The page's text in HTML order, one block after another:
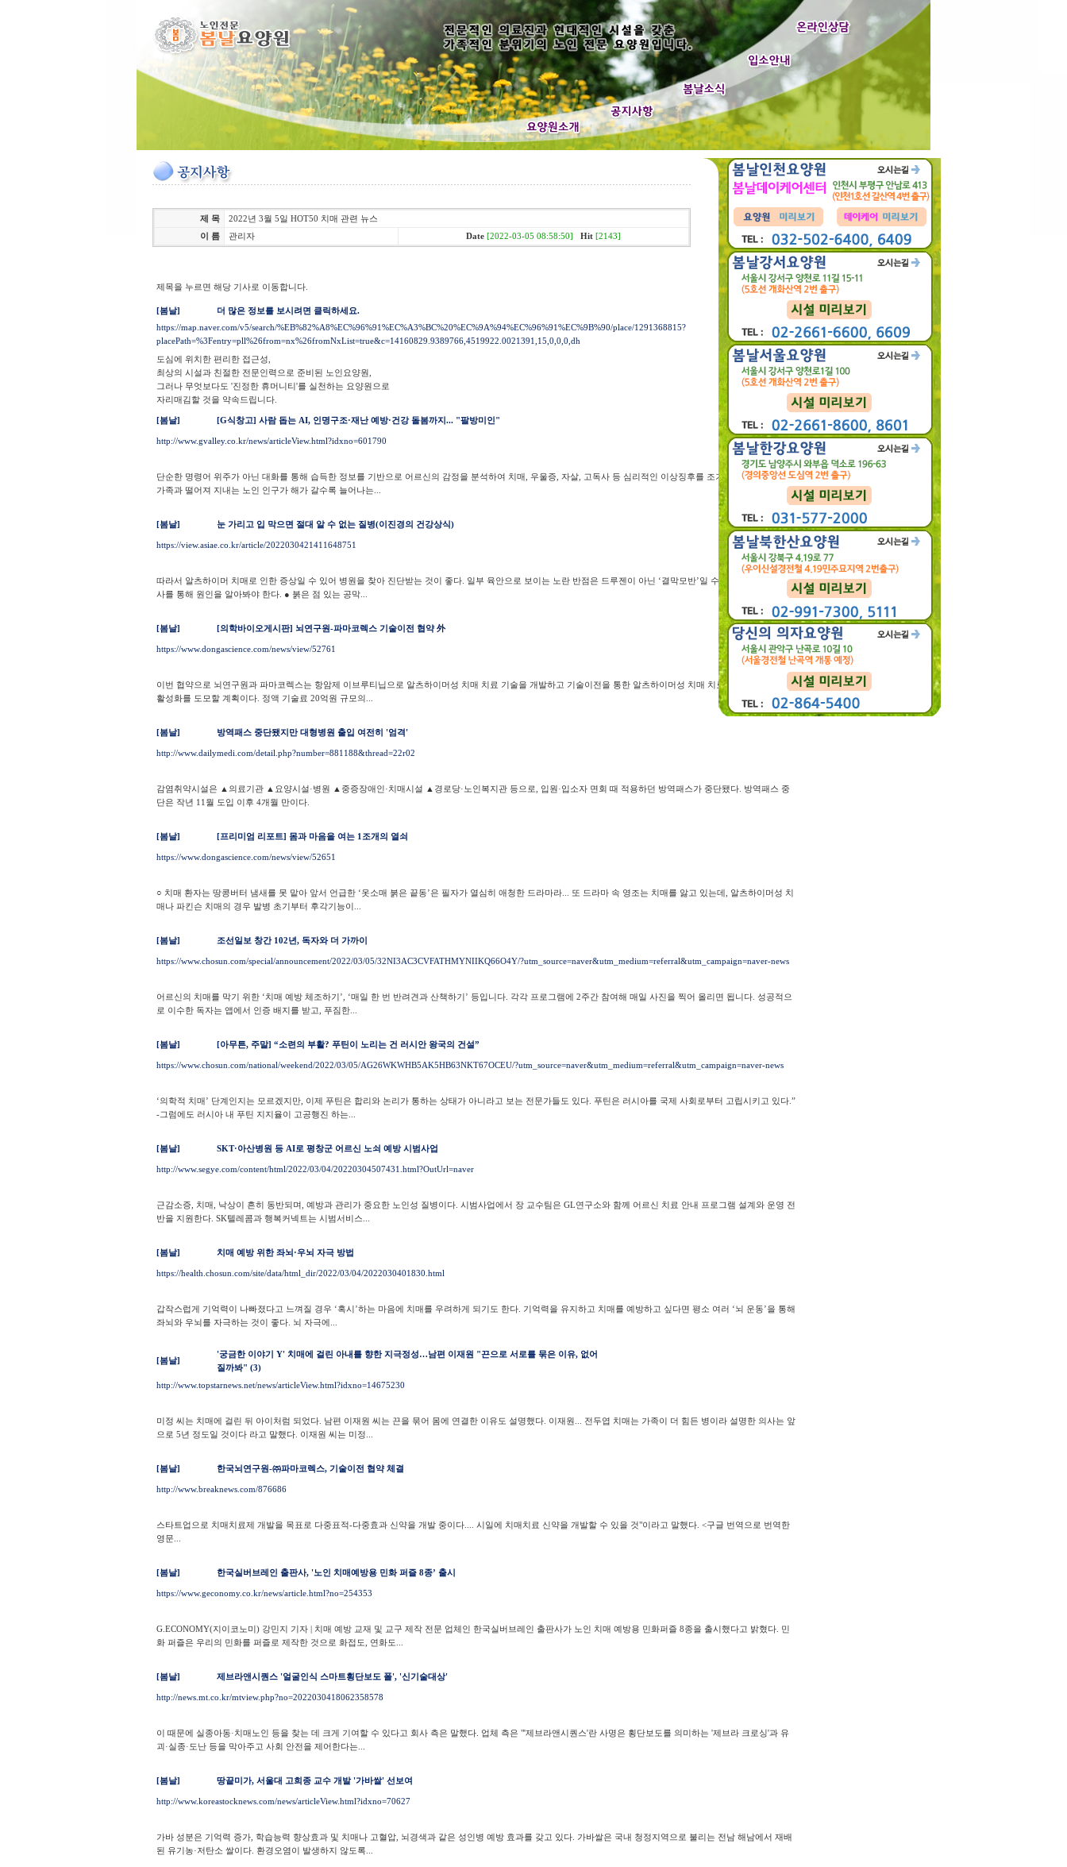
제 목
2022년 3월 5일 HOT50 치매 관련 뉴스
이 름
관리자 Date [2022-03-05 08:58:50] Hit [2143]
제목을 누르면 해당 기사로 이동합니다.
[봄날]
더 많은 정보를 보시려면 클릭하세요.
https://map.naver.com/v5/search/%EB%82%A8%EC%96%91%EC%A3%BC%20%EC%9A%94%EC%96%91%EC%9B%90/place/1291368815?
placePath=%3Fentry=pll%26from=nx%26fromNxList=true&c=14160829.9389766,4519922.0021391,15,0,0,0,dh
도심에 위치한 편리한 접근성,
최상의 시설과 친절한 전문인력으로 준비된 노인요양원,
그러나 무엇보다도 '진정한 휴머니티'를 실천하는 요양원으로
자리매김할 것을 약속드립니다.
[봄날] [G식창고] 사람 돕는 AI, 인명구조·재난 예방·건강 돌봄까지... "팔방미인"
http://www.gvalley.co.kr/news/articleView.html?idxno=601790
단순한 명령어 위주가 아닌 대화를 통해 습득한 정보를 기반으로 어르신의 감정을 분석하여 치매, 우울증, 자살, 고독사 등 심리적인 이상징후를 조기 발견할 수 있다.
가족과 떨어져 지내는 노인 인구가 해가 갈수록 늘어나는...
[봄날] 눈 가리고 입 막으면 절대 알 수 없는 질병(이진경의 건강상식)
https://view.asiae.co.kr/article/2022030421411648751
따라서 알츠하이머 치매로 인한 증상일 수 있어 병원을 찾아 진단받는 것이 좋다. 일부 육안으로 보이는 노란 반점은 드루젠이 아닌 ‘결막모반’일 수 있으므로 정확한 검
사를 통해 원인을 알아봐야 한다. ● 붉은 점 있는 공막...
[봄날] [의학바이오게시판] 뇌연구원-파마코렉스 기술이전 협약 外
https://www.dongascience.com/news/view/52761
이번 협약으로 뇌연구원과 파마코렉스는 항암제 이브루티닙으로 알츠하이머성 치매 치료 기술을 개발하고 기술이전을 통한 알츠하이머성 치매 치료제 개발 중개연구
활성화를 도모할 계획이다. 정액 기술료 20억원 규모의...
[봄날] 방역패스 중단됐지만 대형병원 출입 여전히 '엄격'
http://www.dailymedi.com/detail.php?number=881188&thread=22r02
감염취약시설은 ▲의료기관 ▲요양시설·병원 ▲중증장애인·치매시설 ▲경로당·노인복지관 등으로, 입원·입소자 면회 때 적용하던 방역패스가 중단됐다. 방역패스 중
단은 작년 11월 도입 이후 4개월 만이다.
[봄날] [프리미엄 리포트] 몸과 마음을 여는 1조개의 열쇠
https://www.dongascience.com/news/view/52651
○ 치매 환자는 땅콩버터 냄새를 못 맡아 앞서 언급한 ‘옷소매 붉은 끝동’은 필자가 열심히 애청한 드라마라... 또 드라마 속 영조는 치매를 앓고 있는데, 알츠하이머성 치
매나 파킨슨 치매의 경우 발병 초기부터 후각기능이...
[봄날] 조선일보 창간 102년, 독자와 더 가까이
https://www.chosun.com/special/announcement/2022/03/05/32NI3AC3CVFATHMYNIIKQ66O4Y/?utm_source=naver&utm_medium=referral&utm_campaign=naver-news
어르신의 치매를 막기 위한 ‘치매 예방 체조하기’, ‘매일 한 번 반려견과 산책하기’ 등입니다. 각각 프로그램에 2주간 참여해 매일 사진을 찍어 올리면 됩니다. 성공적으
로 이수한 독자는 앱에서 인증 배지를 받고, 푸짐한...
[봄날] [아무튼, 주말] “소련의 부활? 푸틴이 노리는 건 러시안 왕국의 건설”
https://www.chosun.com/national/weekend/2022/03/05/AG26WKWHB5AK5HB63NKT67OCEU/?utm_source=naver&utm_medium=referral&utm_campaign=naver-news
‘의학적 치매’ 단계인지는 모르겠지만, 이제 푸틴은 합리와 논리가 통하는 상태가 아니라고 보는 전문가들도 있다. 푸틴은 러시아를 국제 사회로부터 고립시키고 있다.”
-그럼에도 러시아 내 푸틴 지지율이 고공행진 하는...
[봄날] SKT·아산병원 등 AI로 평창군 어르신 노쇠 예방 시범사업
http://www.segye.com/content/html/2022/03/04/20220304507431.html?OutUrl=naver
근감소증, 치매, 낙상이 흔히 동반되며, 예방과 관리가 중요한 노인성 질병이다. 시범사업에서 장 교수팀은 GL연구소와 함께 어르신 치료 안내 프로그램 설계와 운영 전
반을 지원한다. SK텔레콤과 행복커넥트는 시범서비스...
[봄날] 치매 예방 위한 좌뇌·우뇌 자극 방법
https://health.chosun.com/site/data/html_dir/2022/03/04/2022030401830.html
갑작스럽게 기억력이 나빠졌다고 느껴질 경우 ‘혹시’하는 마음에 치매를 우려하게 되기도 한다. 기억력을 유지하고 치매를 예방하고 싶다면 평소 여러 ‘뇌 운동’을 통해
좌뇌와 우뇌를 자극하는 것이 좋다. 뇌 자극에...
[봄날]
'궁금한 이야기 Y' 치매에 걸린 아내를 향한 지극정성…남편 이재원 "끈으로 서로를 묶은 이유, 없어
질까봐" (3)
http://www.topstarnews.net/news/articleView.html?idxno=14675230
미정 씨는 치매에 걸린 뒤 아이처럼 되었다. 남편 이재원 씨는 끈을 묶어 몸에 연결한 이유도 설명했다. 이재원... 전두엽 치매는 가족이 더 힘든 병이라 설명한 의사는 앞
으로 5년 정도일 것이다 라고 말했다. 이재원 씨는 미정...
[봄날] 한국뇌연구원-㈜파마코렉스, 기술이전 협약 체결
http://www.breaknews.com/876686
스타트업으로 치매치료제 개발을 목표로 다중표적-다중효과 신약을 개발 중이다.... 시일에 치매치료 신약을 개발할 수 있을 것"이라고 말했다. <구글 번역으로 번역한
영문...
[봄날] 한국실버브레인 출판사, '노인 치매예방용 민화 퍼즐 8종’ 출시
https://www.geconomy.co.kr/news/article.html?no=254353
G.ECONOMY(지이코노미) 강민지 기자 | 치매 예방 교재 및 교구 제작 전문 업체인 한국실버브레인 출판사가 노인 치매 예방용 민화퍼즐 8종을 출시했다고 밝혔다. 민
화 퍼즐은 우리의 민화를 퍼즐로 제작한 것으로 화접도, 연화도...
[봄날] 제브라앤시퀀스 '얼굴인식 스마트횡단보도 폴', '신기술대상'
http://news.mt.co.kr/mtview.php?no=2022030418062358578
이 때문에 실종아동·치매노인 등을 찾는 데 크게 기여할 수 있다고 회사 측은 말했다. 업체 측은 "'제브라앤시퀀스'란 사명은 횡단보도를 의미하는 '제브라 크로싱'과 유
괴·실종·도난 등을 막아주고 사회 안전을 제어한다는...
[봄날] 땅끝미가, 서울대 고희종 교수 개발 '가바쌀' 선보여
http://www.koreastocknews.com/news/articleView.html?idxno=70627
가바 성분은 기억력 증가, 학습능력 향상효과 및 치매나 고혈압, 뇌경색과 같은 성인병 예방 효과를 갖고 있다. 가바쌀은 국내 청정지역으로 불리는 전남 해남에서 재배
된 유기농·저탄소 쌀이다. 환경오염이 발생하지 않도록...